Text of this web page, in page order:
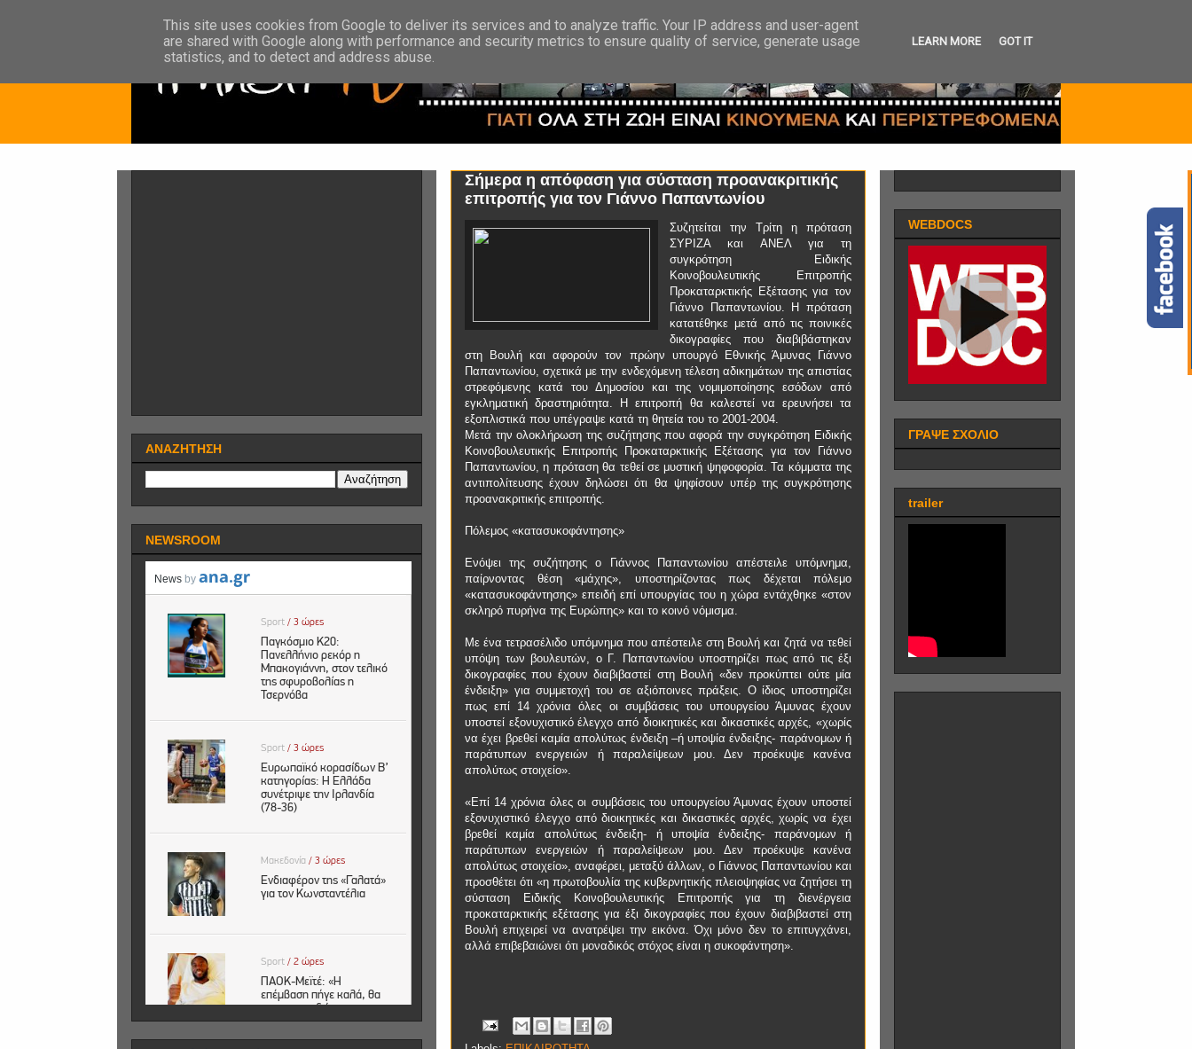
Σήμερα η απόφαση για σύσταση προανακριτικής
επιτροπής για τον Γιάννο Παπαντωνίου
Συζητείται την Τρίτη η πρόταση
ΣΥΡΙΖΑ και ΑΝΕΛ για τη
συγκρότηση Ειδικής
Κοινοβουλευτικής Επιτροπής
Προκαταρκτικής Εξέτασης για τον
Γιάννο Παπαντωνίου. Η πρόταση
κατατέθηκε μετά από τις ποινικές
δικογραφίες που διαβιβάστηκαν
στη Βουλή και αφορούν τον πρώην υπουργό Εθνικής Άμυνας Γιάννο
Παπαντωνίου, σχετικά με την ενδεχόμενη τέλεση αδικημάτων της απιστίας
στρεφόμενης κατά του Δημοσίου και της νομιμοποίησης εσόδων από
εγκληματική δραστηριότητα. Η επιτροπή θα καλεστεί να ερευνήσει τα
εξοπλιστικά που υπέγραψε κατά τη θητεία του το 2001-2004.
Μετά την ολοκλήρωση της συζήτησης που αφορά την συγκρότηση Ειδικής
Κοινοβουλευτικής Επιτροπής Προκαταρκτικής Εξέτασης για τον Γιάννο
Παπαντωνίου, η πρόταση θα τεθεί σε μυστική ψηφοφορία. Τα κόμματα της
αντιπολίτευσης έχουν δηλώσει ότι θα ψηφίσουν υπέρ της συγκρότησης
προανακριτικής επιτροπής.
Πόλεμος «κατασυκοφάντησης»
Ενόψει της συζήτησης ο Γιάννος Παπαντωνίου απέστειλε υπόμνημα,
παίρνοντας θέση «μάχης», υποστηρίζοντας πως δέχεται πόλεμο
«κατασυκοφάντησης» επειδή επί υπουργίας του η χώρα εντάχθηκε «στον
σκληρό πυρήνα της Ευρώπης» και το κοινό νόμισμα.
Με ένα τετρασέλιδο υπόμνημα που απέστειλε στη Βουλή και ζητά να τεθεί
υπόψη των βουλευτών, ο Γ. Παπαντωνίου υποστηρίζει πως από τις έξι
δικογραφίες που έχουν διαβιβαστεί στη Βουλή «δεν προκύπτει ούτε μία
ένδειξη» για συμμετοχή του σε αξιόποινες πράξεις. Ο ίδιος υποστηρίζει
πως επί 14 χρόνια όλες οι συμβάσεις του υπουργείου Άμυνας έχουν
υποστεί εξονυχιστικό έλεγχο από διοικητικές και δικαστικές αρχές, «χωρίς
να έχει βρεθεί καμία απολύτως ένδειξη –ή υποψία ένδειξης- παράνομων ή
παράτυπων ενεργειών ή παραλείψεων μου. Δεν προέκυψε κανένα
απολύτως στοιχείο».
«Επί 14 χρόνια όλες οι συμβάσεις του υπουργείου Άμυνας έχουν υποστεί
εξονυχιστικό έλεγχο από διοικητικές και δικαστικές αρχές, χωρίς να έχει
βρεθεί καμία απολύτως ένδειξη- ή υποψία ένδειξης- παράνομων ή
παράτυπων ενεργειών ή παραλείψεων μου. Δεν προέκυψε κανένα
απολύτως στοιχείο», αναφέρει, μεταξύ άλλων, ο Γιάννος Παπαντωνίου και
προσθέτει ότι «η πρωτοβουλία της κυβερνητικής πλειοψηφίας να ζητήσει τη
σύσταση Ειδικής Κοινοβουλευτικής Επιτροπής για τη διενέργεια
προκαταρκτικής εξέτασης για έξι δικογραφίες που έχουν διαβιβαστεί στη
Βουλή επιχειρεί να ανατρέψει την εικόνα. Όχι μόνο δεν το επιτυγχάνει,
αλλά επιβεβαιώνει ότι μοναδικός στόχος είναι η συκοφάντηση».
ΑΝΑΖΗΤΗΣΗ
NEWSROOM
WEBDOCS
ΓΡΑΨΕ ΣΧΟΛΙΟ
trailer
This site uses cookies from Google to deliver its services and to analyze traffic. Your IP address and user-agent
are shared with Google along with performance and security metrics to ensure quality of service, generate usage
statistics, and to detect and address abuse.
LEARN MORE GOT IT